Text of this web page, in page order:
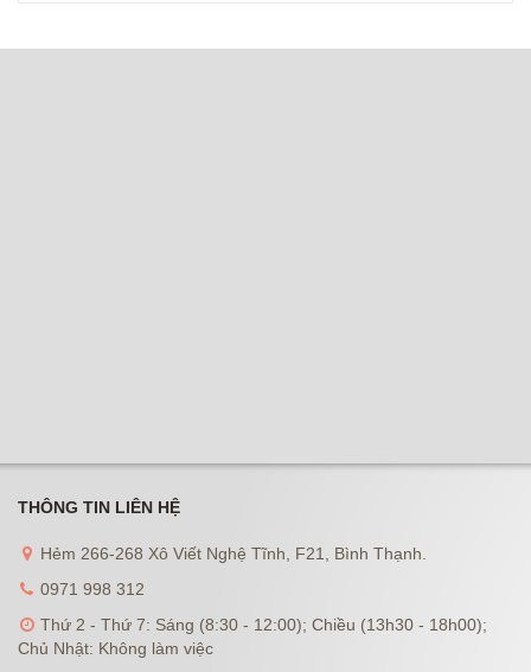
THÔNG TIN LIÊN HỆ
Hẻm 266-268 Xô Viết Nghệ Tĩnh, F21, Bình Thạnh.
0971 998 312
Thứ 2 - Thứ 7: Sáng (8:30 - 12:00); Chiều (13h30 - 18h00);
Chủ Nhật: Không làm việc